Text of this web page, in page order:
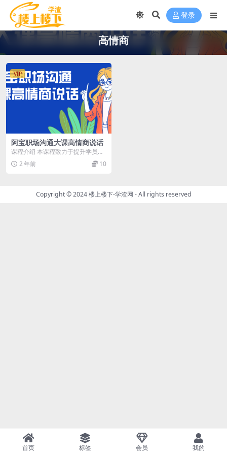
登录
高情商
VIP
阿宝职场沟通大课高情商说话
课程介绍 本课程致力于提升学员的
职场沟通技巧和情商，包括有效沟
通、情绪管理、人际...
2 年前 10
Copyright © 2024楼上楼下-学渣网 - All rights reserved
首页 标签 会员 我的